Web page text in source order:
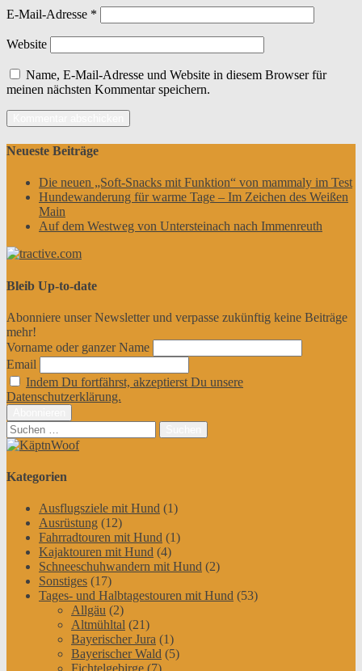
E-Mail-Adresse *
Website
Name, E-Mail-Adresse und Website in diesem Browser für
meinen nächsten Kommentar speichern.
Neueste Beiträge
Die neuen „Soft-Snacks mit Funktion“ von mammaly im Test
Hundewanderung für warme Tage – Im Zeichen des Weißen
Main
Auf dem Westweg von Untersteinach nach Immenreuth
Bleib Up-to-date
Abonniere unser Newsletter und verpasse zukünftig keine Beiträge
mehr!
Vorname oder ganzer Name
Email
Indem Du fortfährst, akzeptierst Du unsere
Datenschutzerklärung.
Suchen
nach:
Kategorien
Ausflugsziele mit Hund (1)
Ausrüstung (12)
Fahrradtouren mit Hund (1)
Kajaktouren mit Hund (4)
Schneeschuhwandern mit Hund (2)
Sonstiges (17)
Tages- und Halbtagestouren mit Hund (53)
Allgäu (2)
Altmühltal (21)
Bayerischer Jura (1)
Bayerischer Wald (5)